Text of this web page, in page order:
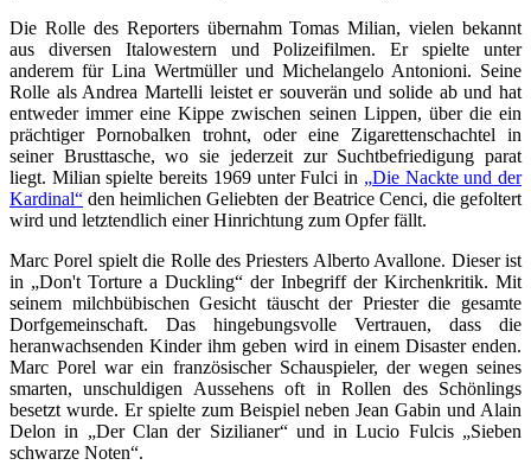
Die Rolle des Reporters übernahm Tomas Milian, vielen bekannt
aus diversen Italowestern und Polizeifilmen. Er spielte unter
anderem für Lina Wertmüller und Michelangelo Antonioni. Seine
Rolle als Andrea Martelli leistet er souverän und solide ab und hat
entweder immer eine Kippe zwischen seinen Lippen, über die ein
prächtiger Pornobalken trohnt, oder eine Zigarettenschachtel in
seiner Brusttasche, wo sie jederzeit zur Suchtbefriedigung parat
liegt. Milian spielte bereits 1969 unter Fulci in „Die Nackte und der
Kardinal“ den heimlichen Geliebten der Beatrice Cenci, die gefoltert
wird und letztendlich einer Hinrichtung zum Opfer fällt.
Marc Porel spielt die Rolle des Priesters Alberto Avallone. Dieser ist
in „Don't Torture a Duckling“ der Inbegriff der Kirchenkritik. Mit
seinem milchbübischen Gesicht täuscht der Priester die gesamte
Dorfgemeinschaft. Das hingebungsvolle Vertrauen, dass die
heranwachsenden Kinder ihm geben wird in einem Disaster enden.
Marc Porel war ein französischer Schauspieler, der wegen seines
smarten, unschuldigen Aussehens oft in Rollen des Schönlings
besetzt wurde. Er spielte zum Beispiel neben Jean Gabin und Alain
Delon in „Der Clan der Sizilianer“ und in Lucio Fulcis „Sieben
schwarze Noten“.